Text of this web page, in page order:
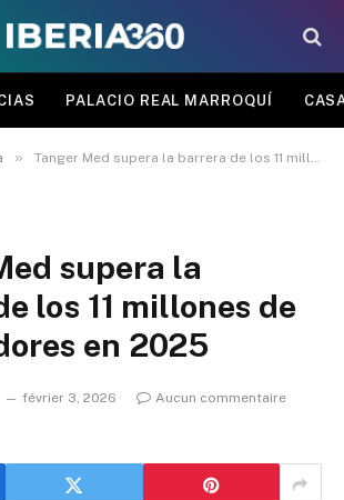
PALACIO REAL MARROQUÍ
» Tanger Med supera la barrera de los 11 millones de contenedores en 2025
supera la
los 11 millones de
en 2025
février 3, 2026
Aucun commentaire